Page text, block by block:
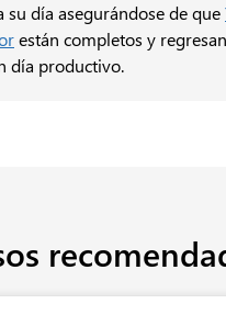
día asegurándose de que
están completos y
día productivo.